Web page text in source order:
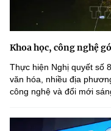
Khoa học, công nghệ
Thực hiện Nghị quyết số
văn hóa, nhiều địa
công nghệ và đổi mới